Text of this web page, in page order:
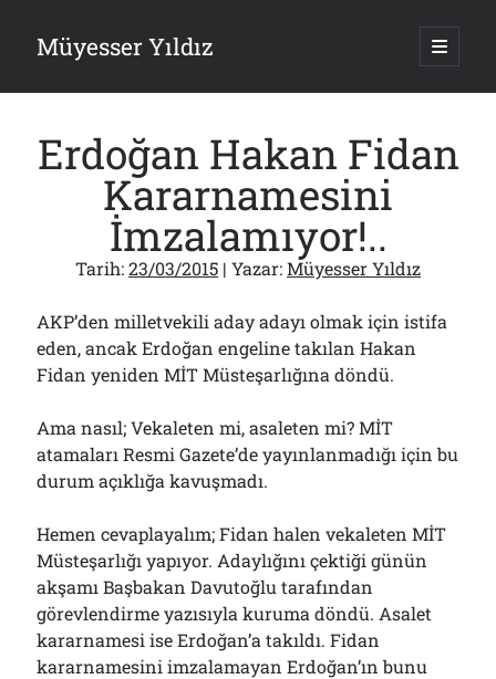
Müyesser Yıldız ana
Yan
Menü
Son Yazılar
Gazi’den Milletvekillerine Kurşun Gibi Sözler!..
Türkiye 2.0’a Gidiş!..
05/08/2026
15 Temmuz Soruları… Nasuh Mahruki’nin “Suçu”!..
Er Gaziler 20 Gün Sonra Gelen MSB Heyetine Böyle İsyan Etti:“Bizi
Teröristlere G……yle Güldürdünüz”
01/08/2026
Papazın “Komutanı” Ayasofya ve Patrikhane İçin ABD’yi Göreve
31/07/2026
Arşivler
Arşivler
Erdoğan Hakan Fidan
Kararnamesini
İmzalamıyor!..
Tarih:23/03/2015 | Yazar:Müyesser Yıldız
AKP’den milletvekili aday adayı olmak için istifa
eden, ancak Erdoğan engeline takılan Hakan
Fidan yeniden MİT Müsteşarlığına döndü.
Ama nasıl; Vekaleten mi, asaleten mi? MİT
atamaları Resmi Gazete’de yayınlanmadığı için bu
durum açıklığa kavuşmadı.
Hemen cevaplayalım; Fidan halen vekaleten MİT
Müsteşarlığı yapıyor. Adaylığını çektiği günün
akşamı Başbakan Davutoğlu tarafından
görevlendirme yazısıyla kuruma döndü. Asalet
kararnamesi ise Erdoğan’a takıldı. Fidan
kararnamesini imzalamayan Erdoğan’ın bunu